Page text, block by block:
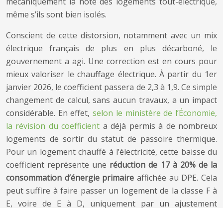
même s’ils sont bien isolés.
Conscient de cette distorsion, notamment avec un mix
électrique français de plus en plus décarboné, le
gouvernement a agi. Une correction est en cours pour
mieux valoriser le chauffage électrique. À partir du 1er
janvier 2026, le coefficient passera de 2,3 à 1,9. Ce simple
changement de calcul, sans aucun travaux, a un impact
considérable. En effet,selon le ministère de l’Économie,
la révision du coefficient a déjà permis à de nombreux
logements de sortir du statut de passoire thermique.
Pour un logement chauffé à l’électricité, cette baisse du
coefficient représente une réduction de 17 à 20% de la
consommation d’énergie primaire affichée au DPE. Cela
peut suffire à faire passer un logement de la classe F à
E, voire de E à D, uniquement par un ajustement